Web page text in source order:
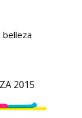
belleza
2015